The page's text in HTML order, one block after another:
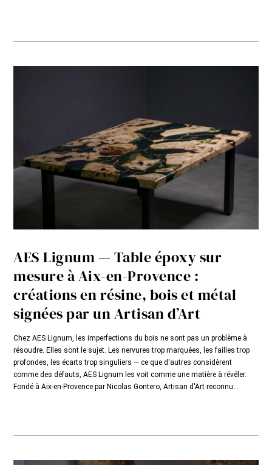
AES Lignum — Table époxy sur
mesure à Aix-en-Provence :
créations en résine, bois et métal
signées par un Artisan d’Art
Chez AES Lignum, les imperfections du bois ne sont pas un problème à
résoudre. Elles sont le sujet. Les nervures trop marquées, les failles trop
profondes, les écarts trop singuliers — ce que d'autres considèrent
comme des défauts, AES Lignum les voit comme une matière à révéler.
Fondé à Aix-en-Provence par Nicolas Gontero, Artisan d'Art reconnu...